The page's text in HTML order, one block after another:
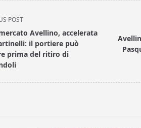
POST
Avellino, accelerata
il portiere può
prima del ritiro di